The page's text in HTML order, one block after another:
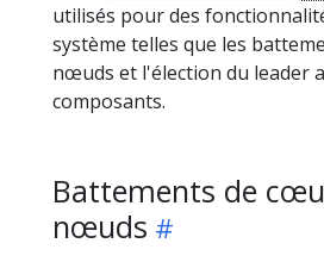
utilisés pour des
système telles que les
nœuds et l'élection du leader
composants.
Battements de
nœuds